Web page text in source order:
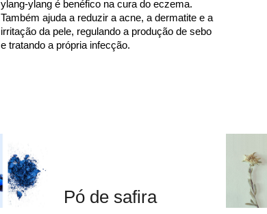
ylang-ylang é benéfico na cura do eczema.
Também ajuda a reduzir a acne, a dermatite e a
irritação da pele, regulando a produção de sebo
e tratando a própria infecção.
Pó de safira